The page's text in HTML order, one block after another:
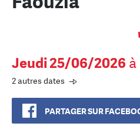
Jeudi 25/06/2026 à
2 autres dates
PARTAGER SUR